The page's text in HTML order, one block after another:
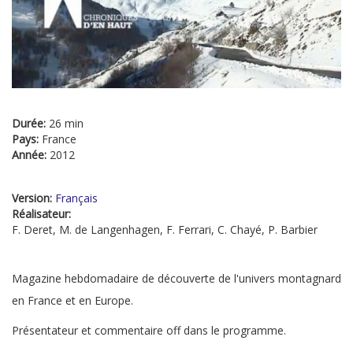
Durée: 26 min
Pays: France
Année: 2012
Version: Français
Réalisateur:
F. Deret, M. de Langenhagen, F. Ferrari, C. Chayé, P. Barbier
Magazine hebdomadaire de découverte de l'univers montagnard
en France et en Europe.
Présentateur et commentaire off dans le programme.